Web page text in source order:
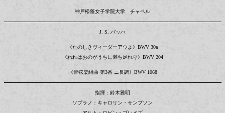
神戸松蔭女子学院大学 チャペル
J. S. バッハ
《たのしきヴィーダーアウよ》BWV 30a
《われはおのがうちに満ち足れり》BWV 204
《管弦楽組曲 第3番 ニ長調》BWV 1068
指揮：鈴木雅明
ソプラノ：キャロリン・サンプソン